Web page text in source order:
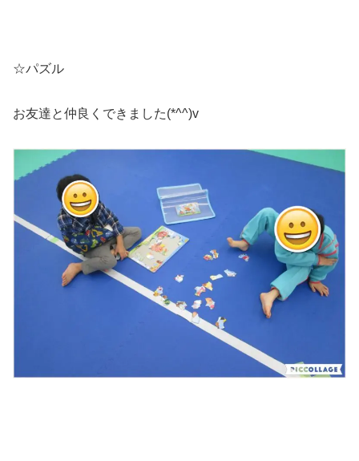
☆パズル
お友達と仲良くできました(*^^)v